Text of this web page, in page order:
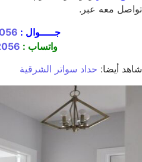
تواصل معه عبر.
جـــــوال :
واتساب :
شاهد أيضا: حداد سواتر الشرقية